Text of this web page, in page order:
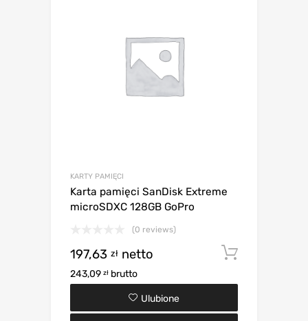
KARTY PAMIĘCI
Karta pamięci SanDisk Extreme
microSDXC 128GB GoPro
(0 reviews)
197,63 zł netto
243,09 zł brutto
Ulubione